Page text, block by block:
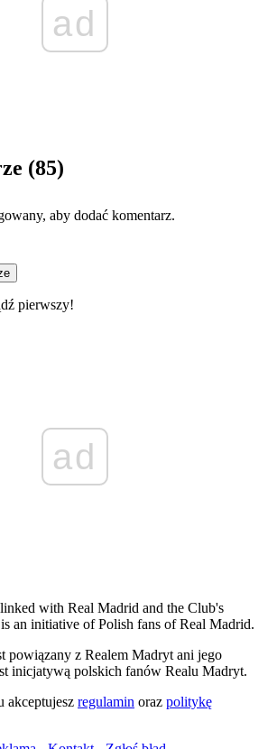
ad
(85)
aby dodać komentarz.
pierwszy!
ad
with Real Madrid and the Club's
an initiative of Polish fans of Real Madrid.
powiązany z Realem Madryt ani jego
inicjatywą polskich fanów Realu Madryt.
akceptujesz regulamin oraz politykę